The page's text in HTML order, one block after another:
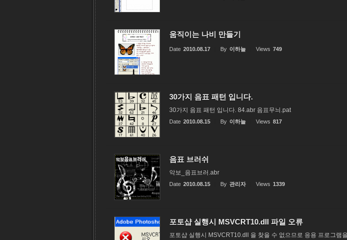
움직이는 나비 만들기
Date 2010.08.17 By 이하늘 Views 749
30가지 음표 패턴 입니다.
30가지 음표 패턴 입니다. 84.abr 음표무늬.pat
Date 2010.08.15 By 이하늘 Views 817
음표 브러쉬
악보_음표브러.abr
Date 2010.08.15 By 관리자 Views 1339
포토샵 실행시 MSVCRT10.dll 파일 오류
포토샵 실행시 MSVCRT10.dll 을 찾을 수 없으므로 응용 프로그램